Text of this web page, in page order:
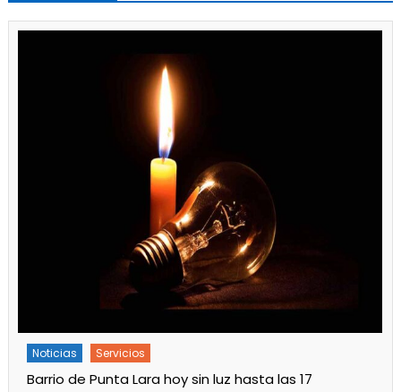
Noticias Servicios
Barrio de Punta Lara hoy sin luz hasta las 17